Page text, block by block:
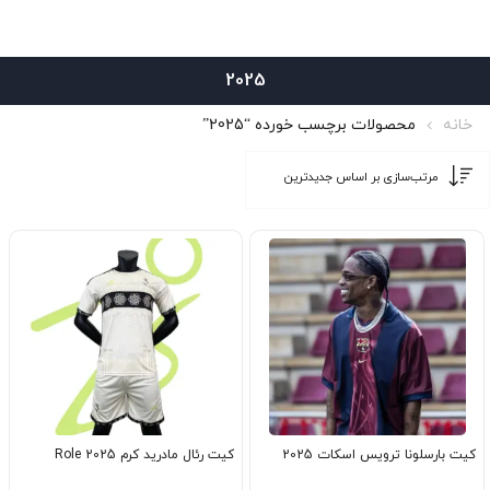
2025
خانه محصولات برچسب خورده “2025”
کیت بارسلونا ترویس اسکات 2025 کیت رئال مادرید کرم Role 2025